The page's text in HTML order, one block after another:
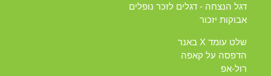
דגל הנצחה - דגלים לזכר נופלים
אבוקות יזכור
שלט עומד X באנר
הדפסה על קאפה
רול-אפ